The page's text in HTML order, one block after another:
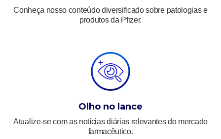
Conheça nosso conteúdo diversificado sobre patologias e
produtos da Pfizer.
Olho no lance
Atualize-se com as notícias diárias relevantes do mercado
farmacêutico.